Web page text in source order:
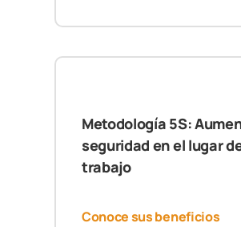
Metodología 5S:
seguridad en el lugar
trabajo
Conoce sus beneficios